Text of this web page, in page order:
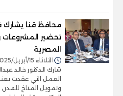
محافظ قنا
تحضير المشروعات
المصرية
الثلاثاء 15/أبريل/2025 - 07:59 م
شارك الدكتور خالد
العمل التي عقدت
وتمويل المناخ